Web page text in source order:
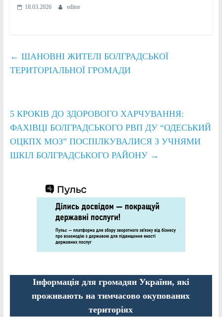
18.03.2026 editor
← ШАНОВНІ ЖИТЕЛІ БОЛГРАДСЬКОЇ
ТЕРИТОРІАЛЬНОЇ ГРОМАДИ
5 КРОКІВ ДО ЗДОРОВОГО ХАРЧУВАННЯ:
ФАХІВЦІ БОЛГРАДСЬКОГО РВП ДУ “ОДЕСЬКИЙ
ОЦКПХ МОЗ” ПОСПІЛКУВАЛИСЯ З УЧНЯМИ
ШКІЛ БОЛГРАДСЬКОГО РАЙОНУ →
Інформація для громадян України, які
проживають на тимчасово окупованих
територіях